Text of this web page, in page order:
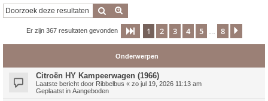
Zoek
Er zijn 367 resultaten gevonden Pagina van 8
1 2 3 4 5 8
Onderwerpen
Citroën HY Kampeerwagen (1966)
Laatste bericht door Ribbelbus « zo jul 19, 2026 11:13 am
Geplaatst in Aangeboden